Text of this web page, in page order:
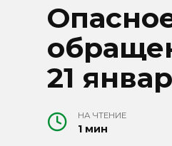
21
НА ЧТЕНИЕ
1 мин